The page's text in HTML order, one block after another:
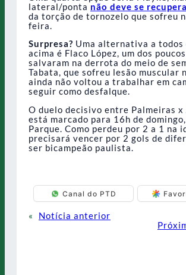
lateral/ponta não deve se
da torção de tornozelo que sofreu
feira.
Surpresa? Uma alternativa a todos
acima é Flaco López, um dos
salvaram na derrota do meio de
Tabata, que sofreu lesão muscular
ainda não voltou a trabalhar em
seguir como desfalque.
O duelo decisivo entre Palmeiras x
está marcado para 16h de
Parque. Como perdeu por 2 a 1 na
precisará vencer por 2 gols de
ser bicampeão paulista.
Canal do PTD
«
Notícia anterior